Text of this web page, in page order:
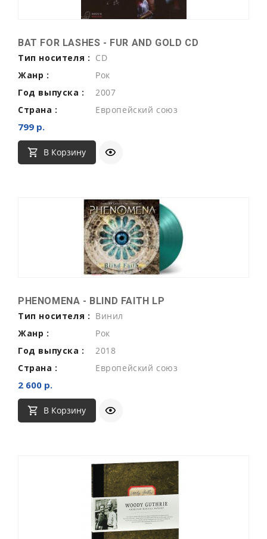
BAT FOR LASHES - FUR AND GOLD CD
Тип носителя : CD
Жанр :
Рок
Год выпуска :
2007
Страна :
Европейский союз
799 р.
В Корзину
PHENOMENA - BLIND FAITH LP
Тип носителя : Винил
Жанр :
Рок
Год выпуска :
2018
Страна :
Европейский союз
2 600 р.
В Корзину